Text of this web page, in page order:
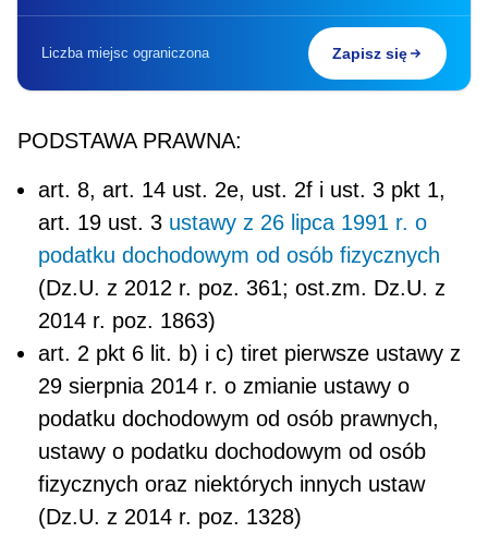
Liczba miejsc ograniczona Zapisz się
PODSTAWA PRAWNA:
art. 8, art. 14 ust. 2e, ust. 2f i ust. 3 pkt 1,
art. 19 ust. 3 ustawy z 26 lipca 1991 r. o
podatku dochodowym od osób fizycznych
(Dz.U. z 2012 r. poz. 361; ost.zm. Dz.U. z
2014 r. poz. 1863)
art. 2 pkt 6 lit. b) i c) tiret pierwsze ustawy z
29 sierpnia 2014 r. o zmianie ustawy o
podatku dochodowym od osób prawnych,
ustawy o podatku dochodowym od osób
fizycznych oraz niektórych innych ustaw
(Dz.U. z 2014 r. poz. 1328)